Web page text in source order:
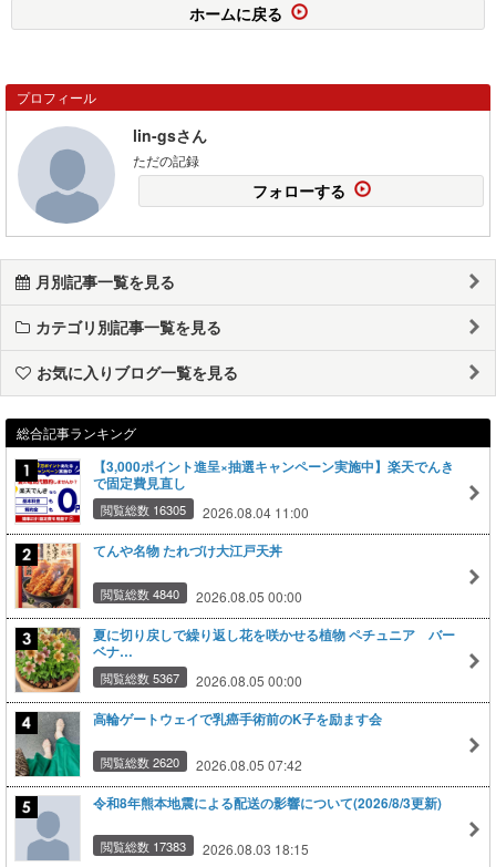
ホームに戻る
プロフィール
lin-gsさん
ただの記録
フォローする
月別記事一覧を見る
カテゴリ別記事一覧を見る
お気に入りブログ一覧を見る
総合記事ランキング
【3,000ポイント進呈×抽選キャンペーン実施中】楽天でんき
で固定費見直し
閲覧総数 16305 2026.08.04 11:00
てんや名物 たれづけ大江戸天丼
閲覧総数 4840 2026.08.05 00:00
夏に切り戻しで繰り返し花を咲かせる植物 ペチュニア バー
ベナ…
閲覧総数 5367 2026.08.05 00:00
高輪ゲートウェイで乳癌手術前のK子を励ます会
閲覧総数 2620 2026.08.05 07:42
令和8年熊本地震による配送の影響について(2026/8/3更新)
閲覧総数 17383 2026.08.03 18:15